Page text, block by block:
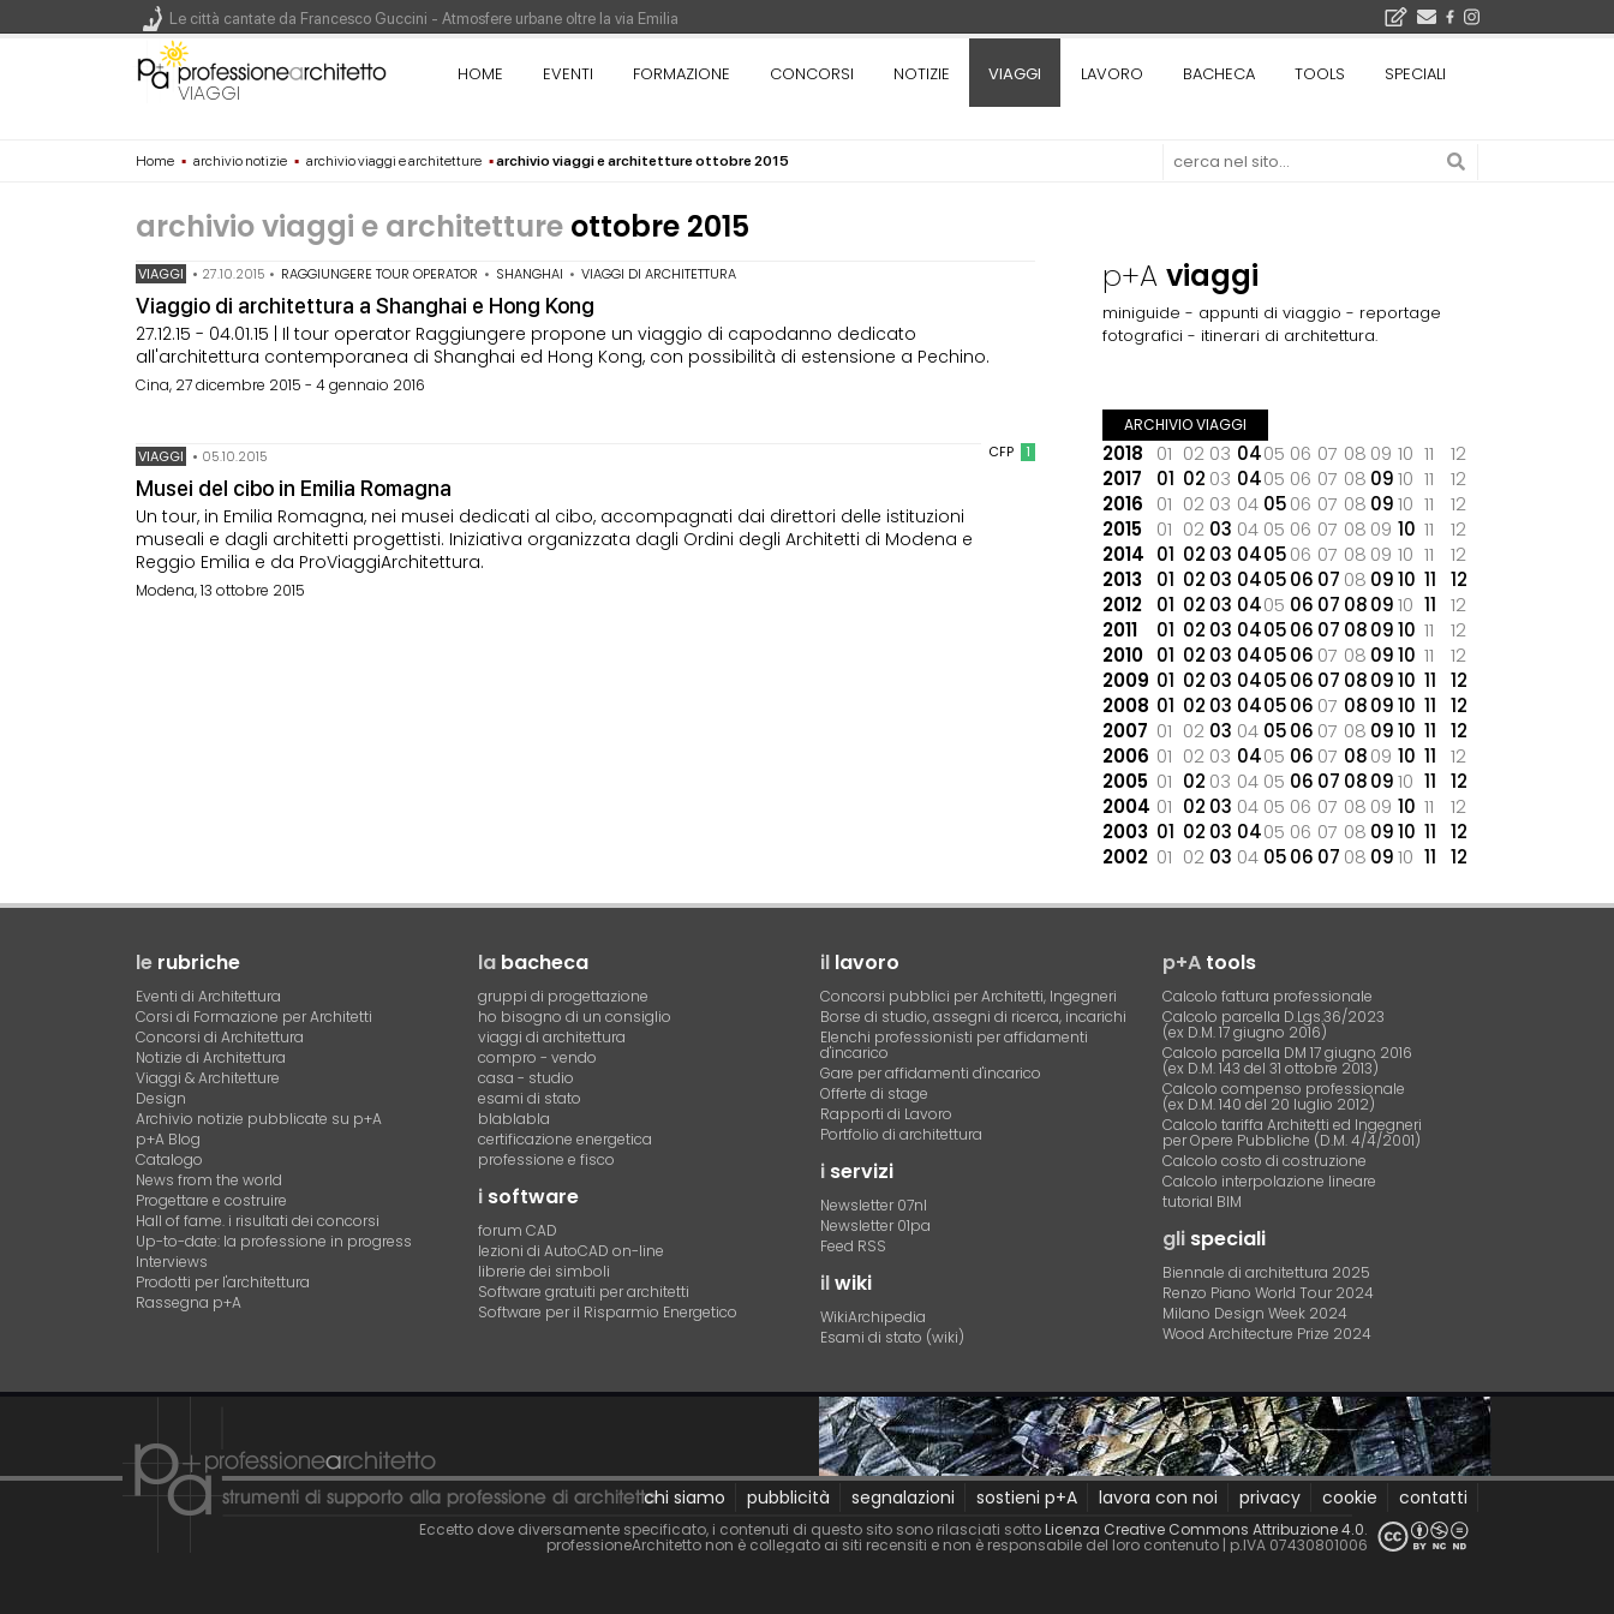
VIAGGI
HOME EVENTI FORMAZIONE CONCORSI NOTIZIE VIAGGI LAVORO BACHECA TOOLS SPECIALI
Home ▪ archivio notizie ▪ archivio viaggi e architetture ▪archivio viaggi e architetture ottobre 2015
archivio viaggi e architetture ottobre 2015
VIAGGI • 27.10.2015 • RAGGIUNGERE TOUR OPERATOR • SHANGHAI • VIAGGI DI ARCHITETTURA
Viaggio di architettura a Shanghai e Hong Kong
27.12.15 - 04.01.15 | Il tour operator Raggiungere propone un viaggio di capodanno dedicato
all'architettura contemporanea di Shanghai ed Hong Kong, con possibilità di estensione a Pechino.
Cina, 27 dicembre 2015 - 4 gennaio 2016
CFP 1
VIAGGI • 05.10.2015
Musei del cibo in Emilia Romagna
Un tour, in Emilia Romagna, nei musei dedicati al cibo, accompagnati dai direttori delle istituzioni
museali e dagli architetti progettisti. Iniziativa organizzata dagli Ordini degli Architetti di Modena e
Reggio Emilia e da ProViaggiArchitettura.
Modena, 13 ottobre 2015
p+A viaggi
miniguide - appunti di viaggio - reportage
fotografici - itinerari di architettura.
ARCHIVIO VIAGGI
2018 01 02 03 0405 06 07 08 09 10 11
12
2017
01 02 03 0405 06 07 08 0910 11
12
2016
01 02 03 04 0506 07 08 0910 11
12
2015
01 02 03 04 05 06 07 08 09 10 11
12
2014 01 02 03 040506 07 08 09 10 11
12
2013
01 02 03 040506 07 08 0910 11
12
2012
01 02 03 0405 06 07 080910 11
12
2011
01 02 03 040506 07 080910 11
12
2010 01 02 03 040506 07 08 0910 11
12
2009 01 02 03 040506 07 080910 11
12
2008 01 02 03 040506 07 080910 11
12
2007 01 02 03 04 0506 07 08 0910 11
12
2006 01 02 03 0405 06 07 0809 10 11
12
2005 01 02 03 04 05 06 07 080910 11
12
2004 01 02 03 04 05 06 07 08 09 10 11
12
2003 01 02 03 0405 06 07 08 0910 11
12
2002 01 02 03 04 0506 07 08 0910 11 12
le rubriche
Eventi di Architettura
Corsi di Formazione per Architetti
Concorsi di Architettura
Notizie di Architettura
Viaggi & Architetture
Design
Archivio notizie pubblicate su p+A
p+A Blog
Catalogo
News from the world
Progettare e costruire
Hall of fame. i risultati dei concorsi
Up-to-date: la professione in progress
Interviews
Prodotti per l'architettura
Rassegna p+A
la bacheca
gruppi di progettazione
ho bisogno di un consiglio
viaggi di architettura
compro - vendo
casa - studio
esami di stato
blablabla
certificazione energetica
professione e fisco
i software
forum CAD
lezioni di AutoCAD on-line
librerie dei simboli
Software gratuiti per architetti
Software per il Risparmio Energetico
il lavoro
Concorsi pubblici per Architetti, Ingegneri
Borse di studio, assegni di ricerca, incarichi
Elenchi professionisti per affidamenti
d'incarico
Gare per affidamenti d'incarico
Offerte di stage
Rapporti di Lavoro
Portfolio di architettura
i servizi
Newsletter 07nl
Newsletter 01pa
Feed RSS
ilwiki
WikiArchipedia
Esami di stato (wiki)
p+A tools
Calcolo fattura professionale
Calcolo parcella D.Lgs.36/2023
(ex D.M. 17 giugno 2016)
Calcolo parcella DM 17 giugno 2016
(ex D.M. 143 del 31 ottobre 2013)
Calcolo compenso professionale
(ex D.M. 140 del 20 luglio 2012)
Calcolo tariffa Architetti ed Ingegneri
per Opere Pubbliche (D.M. 4/4/2001)
Calcolo costo di costruzione
Calcolo interpolazione lineare
tutorial BIM
gli speciali
Biennale di architettura 2025
Renzo Piano World Tour 2024
Milano Design Week 2024
Wood Architecture Prize 2024
chi siamo pubblicità segnalazioni sostieni p+A lavora con noi privacy cookie contatti
Eccetto dove diversamente specificato, i contenuti di questo sito sono rilasciati sottoLicenza Creative Commons Attribuzione 4.0.
professioneArchitetto non è collegato ai siti recensiti e non è responsabile del loro contenuto | p.IVA 07430801006
Le città cantate da Francesco Guccini - Atmosfere urbane oltre la via Emilia
Renzo Piano World Tour 2026, ottava edizione in partenza. Rotta verso Ovest - Europa, Stati Uniti e Canada | 22 agosto > 30 settembre 2026